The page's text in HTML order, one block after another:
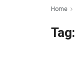
Home
Tag: